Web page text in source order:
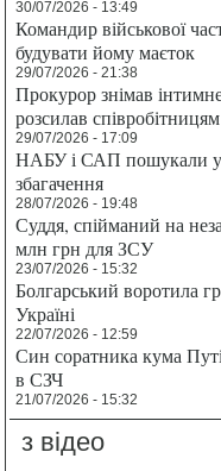
30/07/2026 - 13:49
Командир військової
будувати йому маєток
29/07/2026 - 21:38
Прокурор знімав
розсилав
29/07/2026 - 17:09
НАБУ і САП пошукали у
збагачення
28/07/2026 - 19:48
Суддя, спійманий на
млн грн для ЗСУ
23/07/2026 - 15:32
Болгарський воротила
Україні
22/07/2026 - 12:59
Син соратника кума
в СЗЧ
21/07/2026 - 15:32
з відео